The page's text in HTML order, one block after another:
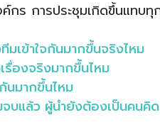
กร การประชุมเกิดขึ้นแทบ
มเข้าใจกันมากขึ้นจริงไหม
รื่องจริงมากขึ้นไหม
นมากขึ้นไหม
จบแล้ว ผู้นำยังต้องเป็นคนคิ